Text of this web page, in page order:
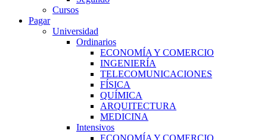
Cursos
Pagar
Universidad
Ordinarios
ECONOMÍA Y COMERCIO
INGENIERÍA
TELECOMUNICACIONES
FÍSICA
QUÍMICA
ARQUITECTURA
MEDICINA
Intensivos
ECONOMÍA Y COMERCIO